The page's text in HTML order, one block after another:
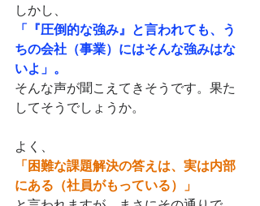
しかし、
「『圧倒的な強み』と言われても、う
ちの会社（事業）にはそんな強みはな
いよ」。
そんな声が聞こえてきそうです。果た
してそうでしょうか。
よく、
「困難な課題解決の答えは、実は内部
にある（社員がもっている）」